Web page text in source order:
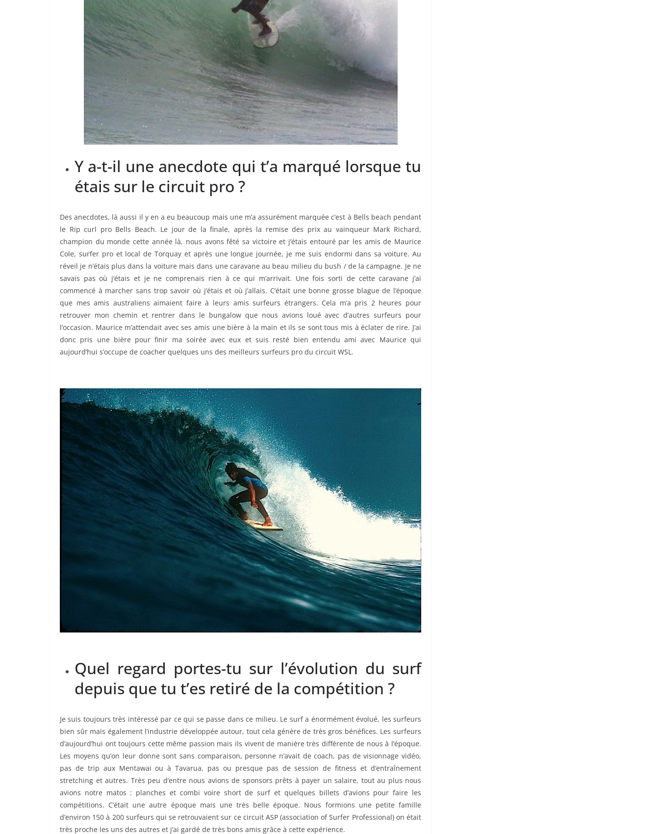
Y a-t-il une anecdote qui t’a marqué lorsque tu
étais sur le circuit pro ?
Des anecdotes, là aussi il y en a eu beaucoup mais une m’a assurément marquée c’est à Bells beach pendant
le Rip curl pro Bells Beach. Le jour de la finale, après la remise des prix au vainqueur Mark Richard,
champion du monde cette année là, nous avons fêté sa victoire et j’étais entouré par les amis de Maurice
Cole, surfer pro et local de Torquay et après une longue journée, je me suis endormi dans sa voiture. Au
réveil je n’étais plus dans la voiture mais dans une caravane au beau milieu du bush / de la campagne. Je ne
savais pas où j’étais et je ne comprenais rien à ce qui m’arrivait. Une fois sorti de cette caravane j’ai
commencé à marcher sans trop savoir où j’étais et où j’allais. C’était une bonne grosse blague de l’époque
que mes amis australiens aimaient faire à leurs amis surfeurs étrangers. Cela m’a pris 2 heures pour
retrouver mon chemin et rentrer dans le bungalow que nous avions loué avec d’autres surfeurs pour
l’occasion. Maurice m’attendait avec ses amis une bière à la main et ils se sont tous mis à éclater de rire. J’ai
donc pris une bière pour finir ma soirée avec eux et suis resté bien entendu ami avec Maurice qui
aujourd’hui s’occupe de coacher quelques uns des meilleurs surfeurs pro du circuit WSL.
Quel regard portes-tu sur l’évolution du surf
depuis que tu t’es retiré de la compétition ?
Je suis toujours très intéressé par ce qui se passe dans ce milieu. Le surf a énormément évolué, les surfeurs
bien sûr mais également l’industrie développée autour, tout cela génère de très gros bénéfices. Les surfeurs
d’aujourd’hui ont toujours cette même passion mais ils vivent de manière très différente de nous à l’époque.
Les moyens qu’on leur donne sont sans comparaison, personne n’avait de coach, pas de visionnage vidéo,
pas de trip aux Mentawai ou à Tavarua, pas ou presque pas de session de fitness et d’entraînement
stretching et autres. Très peu d’entre nous avions de sponsors prêts à payer un salaire, tout au plus nous
avions notre matos : planches et combi voire short de surf et quelques billets d’avions pour faire les
compétitions. C’était une autre époque mais une très belle époque. Nous formions une petite famille
d’environ 150 à 200 surfeurs qui se retrouvaient sur ce circuit ASP (association of Surfer Professional) on était
très proche les uns des autres et j’ai gardé de très bons amis grâce à cette expérience.